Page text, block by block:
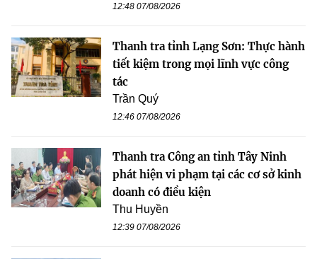
12:48 07/08/2026
Thanh tra tỉnh Lạng Sơn: Thực hành
tiết kiệm trong mọi lĩnh vực công
tác
Trần Quý
12:46 07/08/2026
Thanh tra Công an tỉnh Tây Ninh
phát hiện vi phạm tại các cơ sở kinh
doanh có điều kiện
Thu Huyền
12:39 07/08/2026